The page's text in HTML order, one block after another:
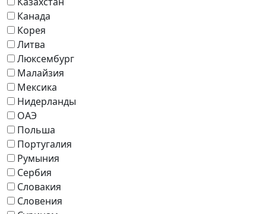
Канада
Корея
Литва
Люксембург
Малайзия
Мексика
Нидерланды
ОАЭ
Польша
Португалия
Румыния
Сербия
Словакия
Словения